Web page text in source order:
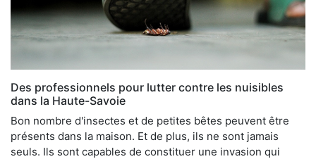
Des professionnels pour lutter contre les nuisibles
dans la Haute-Savoie
Bon nombre d'insectes et de petites bêtes peuvent être
présents dans la maison. Et de plus, ils ne sont jamais
seuls. Ils sont capables de constituer une invasion qui